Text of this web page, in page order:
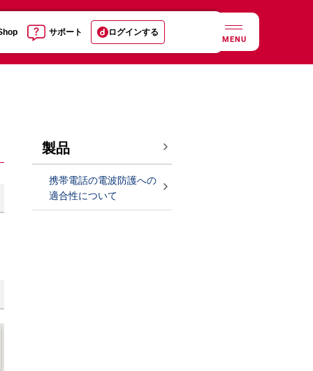
サポート ログインする
MENU
製品
携帯電話の電波防護への
適合性について